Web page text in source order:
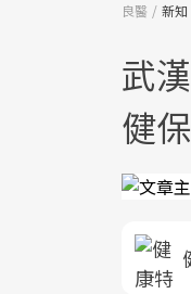
良醫 新知
武
健